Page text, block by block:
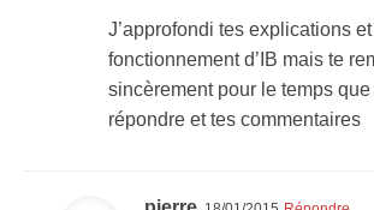
J’approfondi tes explications
fonctionnement d’IB mais te
sincèrement pour le temps
répondre et tes commentaires